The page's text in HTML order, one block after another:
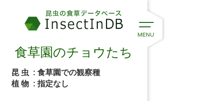
食草園のチョウたち
昆 虫 : 食草園での観察種
植 物 : 指定なし